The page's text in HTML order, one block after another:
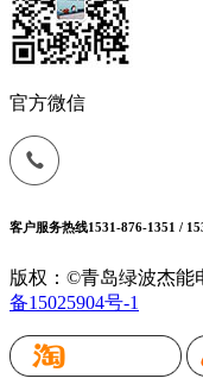
官方微信
客户服务热线1531-876-1351 /
版权：©青岛绿波杰能
备15025904号-1